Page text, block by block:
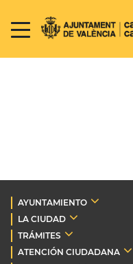
AYUNTAMIENTO
LA CIUDAD
TRÁMITES
ATENCIÓN CIUDADANA